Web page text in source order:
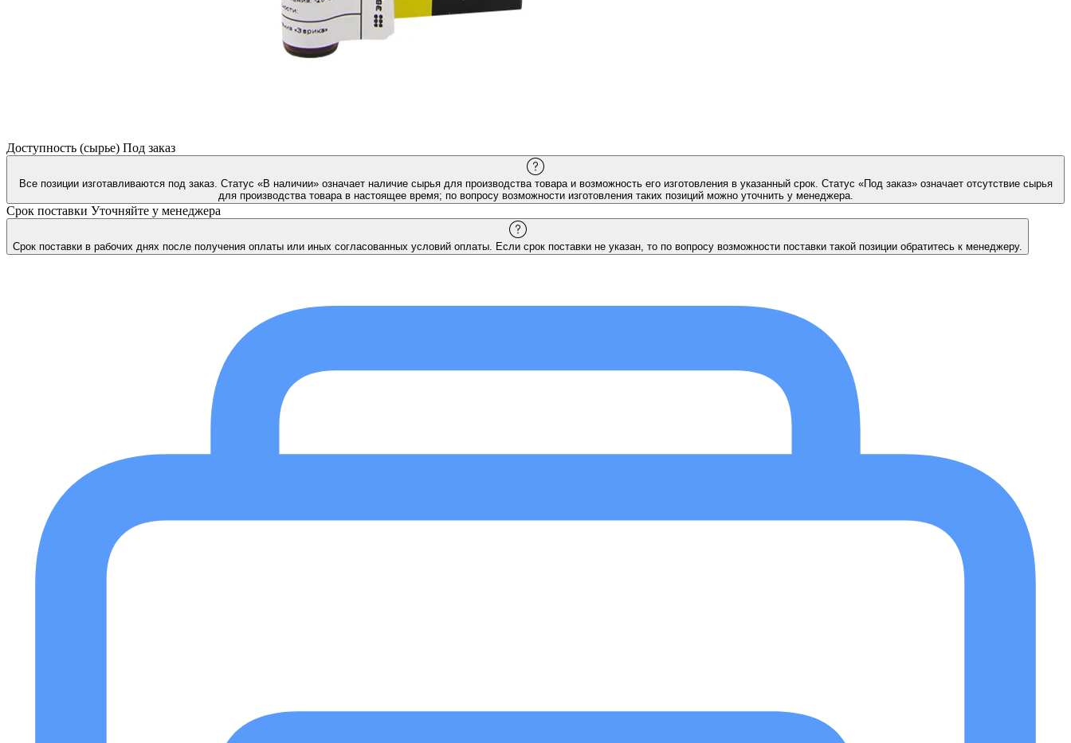
Доступность (сырье) Под заказ
Все позиции изготавливаются под заказ. Статус «В наличии» означает наличие сырья для производства товара и возможность его изготовления в указанный срок. Статус «Под заказ» означает отсутствие сырья
для производства товара в настоящее время; по вопросу возможности изготовления таких позиций можно уточнить у менеджера.
Срок поставки Уточняйте у менеджера
Срок поставки в рабочих днях после получения оплаты или иных согласованных условий оплаты. Если срок поставки не указан, то по вопросу возможности поставки такой позиции обратитесь к менеджеру.